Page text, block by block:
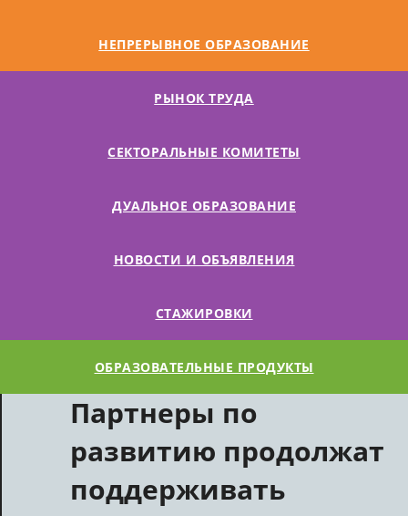
НЕПРЕРЫВНОЕ ОБРАЗОВАНИЕ
РЫНОК ТРУДА
СЕКТОРАЛЬНЫЕ КОМИТЕТЫ
ДУАЛЬНОЕ ОБРАЗОВАНИЕ
НОВОСТИ И ОБЪЯВЛЕНИЯ
СТАЖИРОВКИ
ОБРАЗОВАТЕЛЬНЫЕ ПРОДУКТЫ
Партнеры по
развитию продолжат
поддерживать